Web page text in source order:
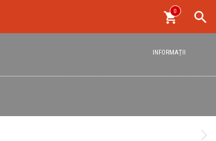
0
INFORMAȚII